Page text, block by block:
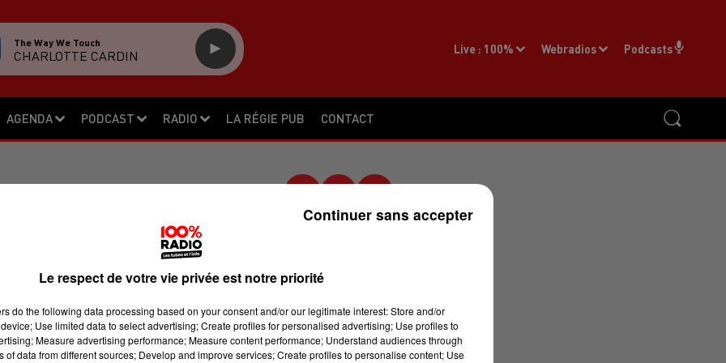
AGENDA PODCAST RADIO LA RÉGIE PUB CONTACT
Live : 100% Webradios Podcasts
The Way We Touch
CHARLOTTE CARDIN
AUX ASSISES
de Tarn-et-Garonne à
pour des viols aggravés
crime allégué commis sur les deux
aussi sur sa propre fille. Le verdict
Le respect de votre vie privée est notre priorité
do the following data processing based on your consent and/or our legitimate interest: Store and/or
Use limited data to select advertising; Create profiles for personalised advertising; Use profiles to
Measure advertising performance; Measure content performance; Understand audiences through
of data from different sources; Develop and improve services; Create profiles to personalise content; Use
Continuer sans accepter